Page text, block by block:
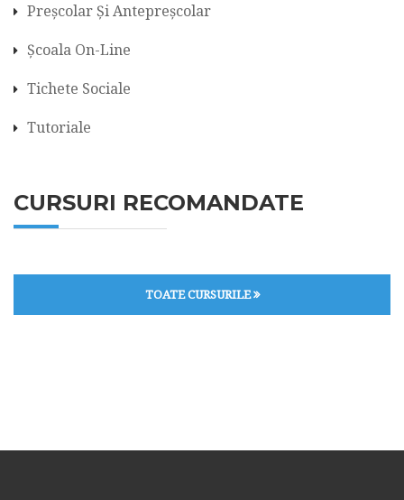
Preșcolar Și Antepreșcolar
Școala On-Line
Tichete Sociale
Tutoriale
CURSURI RECOMANDATE
TOATE CURSURILE